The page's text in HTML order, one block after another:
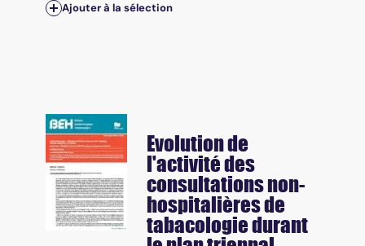
Ajouter à la sélection
Evolution de
l'activité des
consultations non-
hospitalières de
tabacologie durant